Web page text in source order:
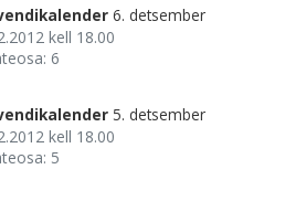
6. detsember
kell 18.00
6
5. detsember
kell 18.00
5